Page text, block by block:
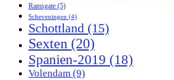
Ramsgate (5)
Scheveningen (4)
Schottland (15)
Sexten (20)
Spanien-2019 (18)
Volendam (9)